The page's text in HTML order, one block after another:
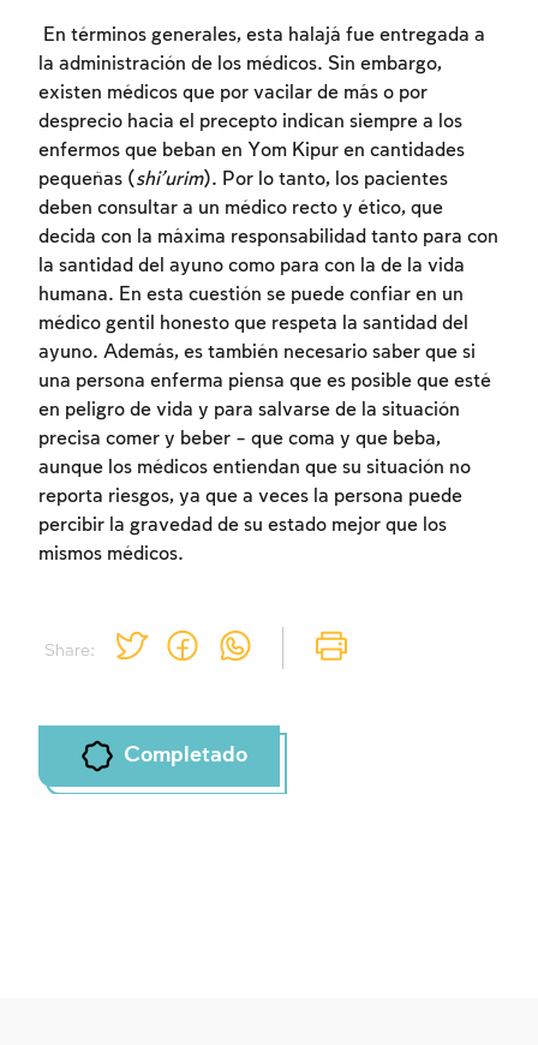
Share:
En términos generales, esta halajá fue entregada a
la administración de los médicos. Sin embargo,
existen médicos que por vacilar de más o por
desprecio hacia el precepto indican siempre a los
enfermos que beban en Yom Kipur en cantidades
pequeñas (shi’urim). Por lo tanto, los pacientes
deben consultar a un médico recto y ético, que
decida con la máxima responsabilidad tanto para con
la santidad del ayuno como para con la de la vida
humana. En esta cuestión se puede confiar en un
médico gentil honesto que respeta la santidad del
ayuno. Además, es también necesario saber que si
una persona enferma piensa que es posible que esté
en peligro de vida y para salvarse de la situación
precisa comer y beber – que coma y que beba,
aunque los médicos entiendan que su situación no
reporta riesgos, ya que a veces la persona puede
percibir la gravedad de su estado mejor que los
mismos médicos.
Completado
Inscripcion requerida
Para marcar lo estudiado debe conectarse
a su cuenta o inscribirse.
Inscripcion Conectarse